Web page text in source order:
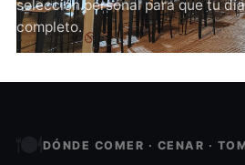
selección personal para que tu
completo.
DÓNDE COMER · CENAR ·